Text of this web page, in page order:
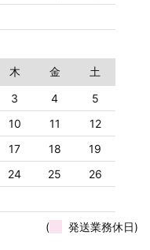
木 金
土
3 4
5
10 11
12
17 18
19
24 25
26
( 発送業務休日)